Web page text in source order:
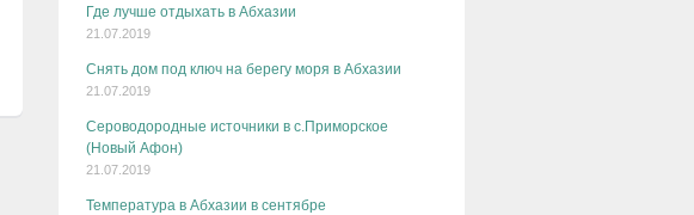
Где лучше отдыхать в Абхазии
21.07.2019
Снять дом под ключ на берегу моря в Абхазии
21.07.2019
Сероводородные источники в с.Приморское
(Новый Афон)
21.07.2019
Температура в Абхазии в сентябре